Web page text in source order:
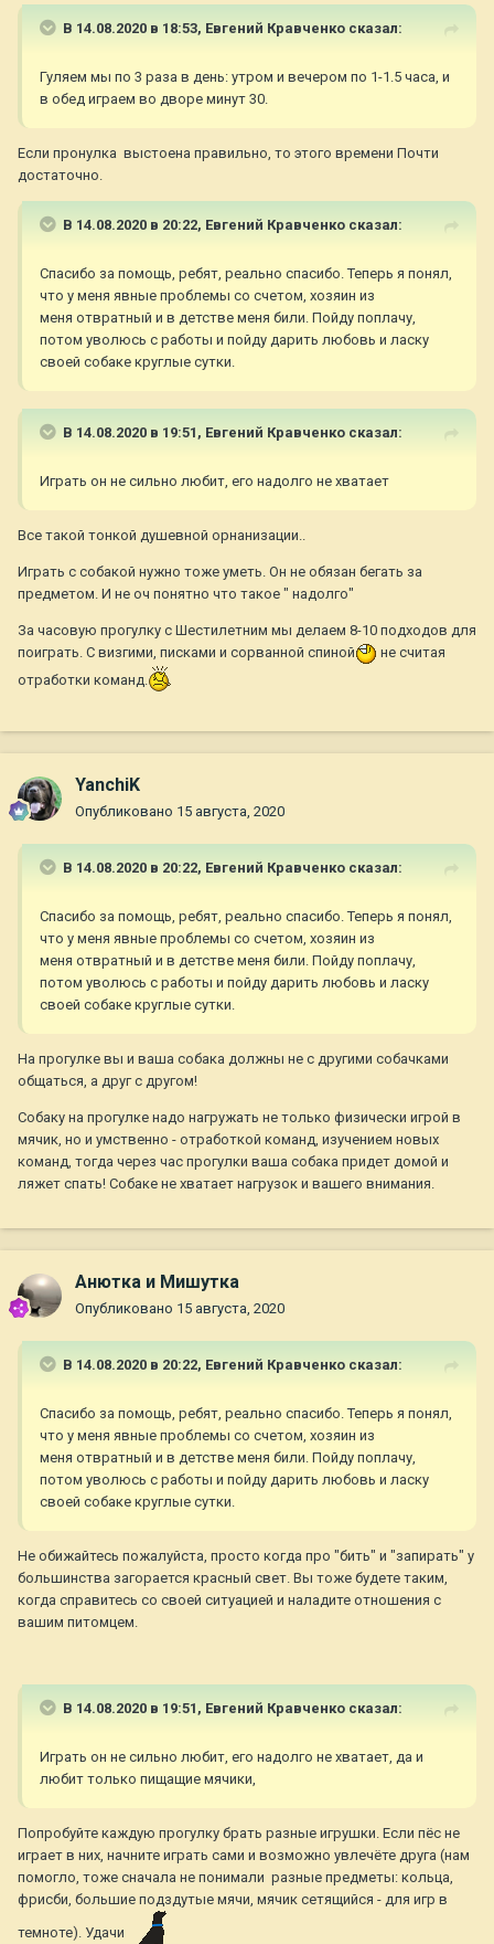
В 14.08.2020 в 18:53, Евгений Кравченко сказал:
Гуляем мы по 3 раза в день: утром и вечером по 1-1.5 часа, и
в обед играем во дворе минут 30.
Если пронулка выстоена правильно, то этого времени Почти
достаточно.
В 14.08.2020 в 20:22, Евгений Кравченко сказал:
Спасибо за помощь, ребят, реально спасибо. Теперь я понял,
что у меня явные проблемы со счетом, хозяин из
меня отвратный и в детстве меня били. Пойду поплачу,
потом уволюсь с работы и пойду дарить любовь и ласку
своей собаке круглые сутки.
В 14.08.2020 в 19:51, Евгений Кравченко сказал:
Играть он не сильно любит, его надолго не хватает
Все такой тонкой душевной орнанизации..
Играть с собакой нужно тоже уметь. Он не обязан бегать за
предметом. И не оч понятно что такое " надолго"
За часовую прогулку с Шестилетним мы делаем 8-10 подходов для
поиграть. С визгими, писками и сорванной спиной
не считая
отработки команд.
YanchiK
Опубликовано 15 августа, 2020
В 14.08.2020 в 20:22, Евгений Кравченко сказал:
Спасибо за помощь, ребят, реально спасибо. Теперь я понял,
что у меня явные проблемы со счетом, хозяин из
меня отвратный и в детстве меня били. Пойду поплачу,
потом уволюсь с работы и пойду дарить любовь и ласку
своей собаке круглые сутки.
На прогулке вы и ваша собака должны не с другими собачками
общаться, а друг с другом!
Собаку на прогулке надо нагружать не только физически игрой в
мячик, но и умственно - отработкой команд, изучением новых
команд, тогда через час прогулки ваша собака придет домой и
ляжет спать! Собаке не хватает нагрузок и вашего внимания.
Анютка и Мишутка
Опубликовано 15 августа, 2020
В 14.08.2020 в 20:22, Евгений Кравченко сказал:
Спасибо за помощь, ребят, реально спасибо. Теперь я понял,
что у меня явные проблемы со счетом, хозяин из
меня отвратный и в детстве меня били. Пойду поплачу,
потом уволюсь с работы и пойду дарить любовь и ласку
своей собаке круглые сутки.
Не обижайтесь пожалуйста, просто когда про "бить" и "запирать" у
большинства загорается красный свет. Вы тоже будете таким,
когда справитесь со своей ситуацией и наладите отношения с
вашим питомцем.
В 14.08.2020 в 19:51, Евгений Кравченко сказал:
Играть он не сильно любит, его надолго не хватает, да и
любит только пищащие мячики,
Попробуйте каждую прогулку брать разные игрушки. Если пёс не
играет в них, начните играть сами и возможно увлечёте друга (нам
помогло, тоже сначала не понимали разные предметы: кольца,
фрисби, большие подздутые мячи, мячик сетящийся - для игр в
темноте). Удачи